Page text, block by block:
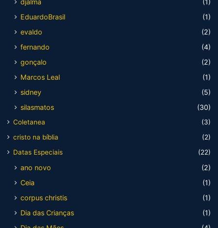
EduardoBrasil
(1)
evaldo
(2)
fernando
(4)
gonçalo
(2)
Marcos Leal
(1)
sidney
(5)
silasmatos
(30)
Coletanea
(3)
cristo na bíblia
(2)
Datas Especiais
(22)
ano novo
(2)
Ceia
(1)
corpus christis
(1)
Dia das Crianças
(1)